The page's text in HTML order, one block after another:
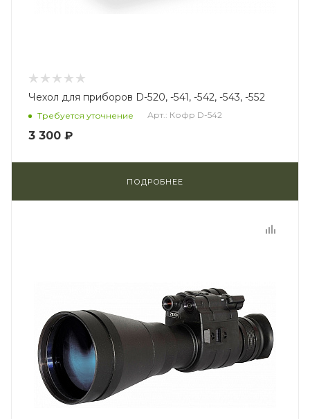
Чехол для приборов D-520, -541, -542, -543, -552
Требуется уточнение Арт.: Кофр D-542
3 300 ₽
ПОДРОБНЕЕ